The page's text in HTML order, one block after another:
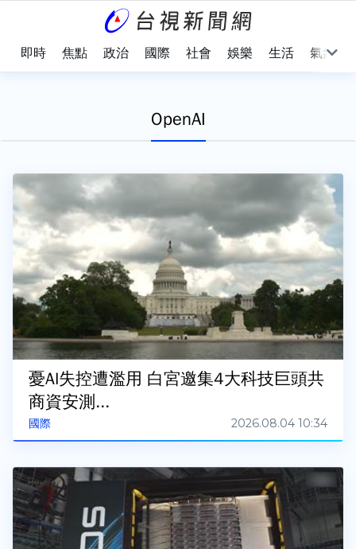
即時 焦點 政治 國際 社會 娛樂 生活 氣象
OpenAI
國際
憂AI失控遭濫用 白宮邀集4大科技巨頭共
商資安測...
2026.08.04 10:34